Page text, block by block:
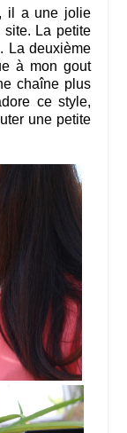
il a une jolie
La petite
La deuxième
à mon gout
chaîne plus
ce style,
une petite